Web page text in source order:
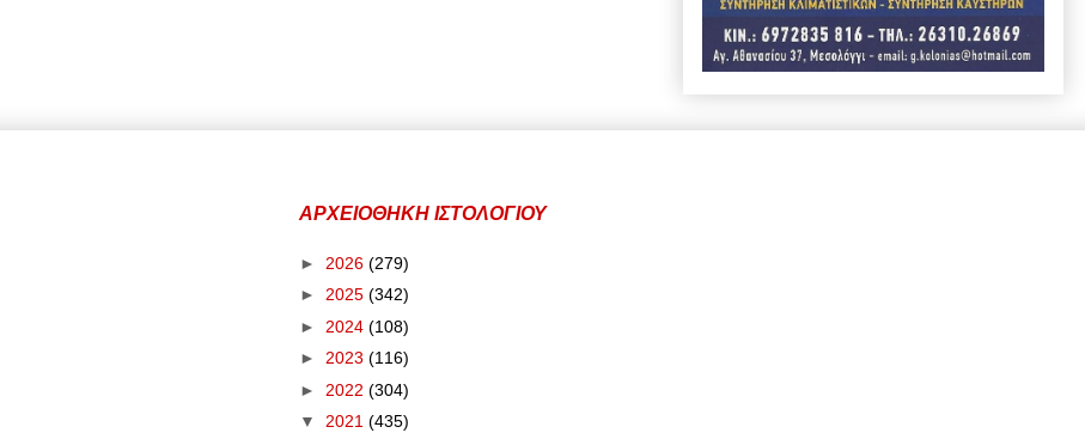
ΑΡΧΕΙΟΘΗΚΗ ΙΣΤΟΛΟΓΙΟΥ
► 2026 (279)
► 2025 (342)
► 2024 (108)
► 2023 (116)
► 2022 (304)
▼ 2021 (435)